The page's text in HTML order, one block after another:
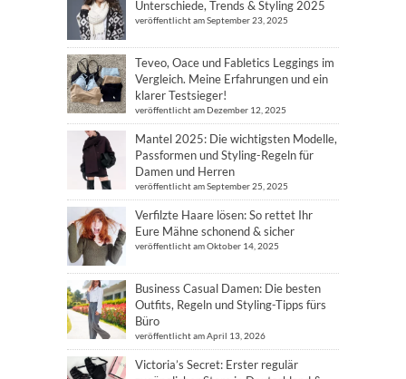
Unterschiede, Trends & Styling 2025
veröffentlicht am September 23, 2025
Teveo, Oace und Fabletics Leggings im
Vergleich. Meine Erfahrungen und ein
klarer Testsieger!
veröffentlicht am Dezember 12, 2025
Mantel 2025: Die wichtigsten Modelle,
Passformen und Styling-Regeln für
Damen und Herren
veröffentlicht am September 25, 2025
Verfilzte Haare lösen: So rettet Ihr
Eure Mähne schonend & sicher
veröffentlicht am Oktober 14, 2025
Business Casual Damen: Die besten
Outfits, Regeln und Styling-Tipps fürs
Büro
veröffentlicht am April 13, 2026
Victoria’s Secret: Erster regulär